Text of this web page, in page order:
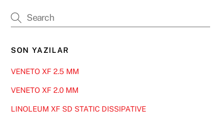
SON YAZILAR
VENETO XF 2.5 MM
VENETO XF 2.0 MM
LINOLEUM XF SD STATIC DISSIPATIVE